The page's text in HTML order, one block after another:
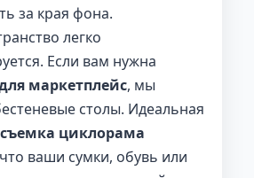
за края фона.
легко
Если вам нужна
маркетплейс, мы
столы. Идеальная
циклорама
ваши сумки, обувь или